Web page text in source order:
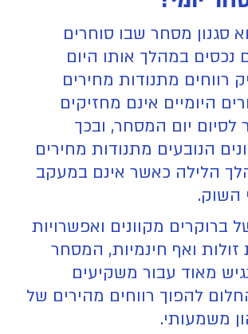
סגנון מסחר שבו סוחרים
נכסים במהלך אותו היום
רווחים מתנודות מחירים
היומיים אינם מחזיקים
לסיום יום המסחר, ובכך
הנובעים מתנודות מחירים
הלילה כאשר אינם במעקב
השוק.
ברוקרים מקוונים ואפשרויות
זולות ואף חינמיות, המסחר
מאוד עבור משקיעים
להפוך רווחים מהירים של
משמעותי.